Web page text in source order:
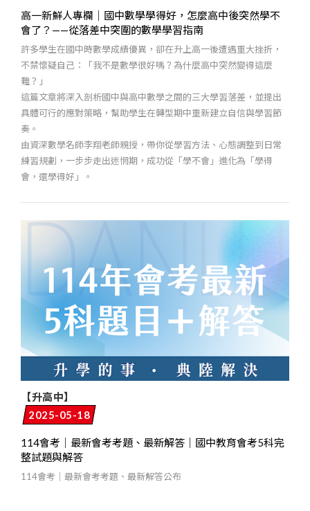
高一新鮮人專欄｜國中數學學得好，怎麼高中後突然學不
會了？——從落差中突圍的數學學習指南
許多學生在國中時數學成績優異，卻在升上高一後遭遇重大挫折，
不禁懷疑自己：「我不是數學很好嗎？為什麼高中突然變得這麼
難？」
這篇文章將深入剖析國中與高中數學之間的三大學習落差，並提出
具體可行的應對策略，幫助學生在轉型期中重新建立自信與學習節
奏。
由資深數學名師李翔老師親授，帶你從學習方法、心態調整到日常
練習規劃，一步步走出迷惘期，成功從「學不會」進化為「學得
會，還學得好」。
【升高中】
2025-05-18
114會考｜最新會考考題、最新解答｜國中教育會考5科完
整試題與解答
114會考｜最新會考考題、最新解答公布